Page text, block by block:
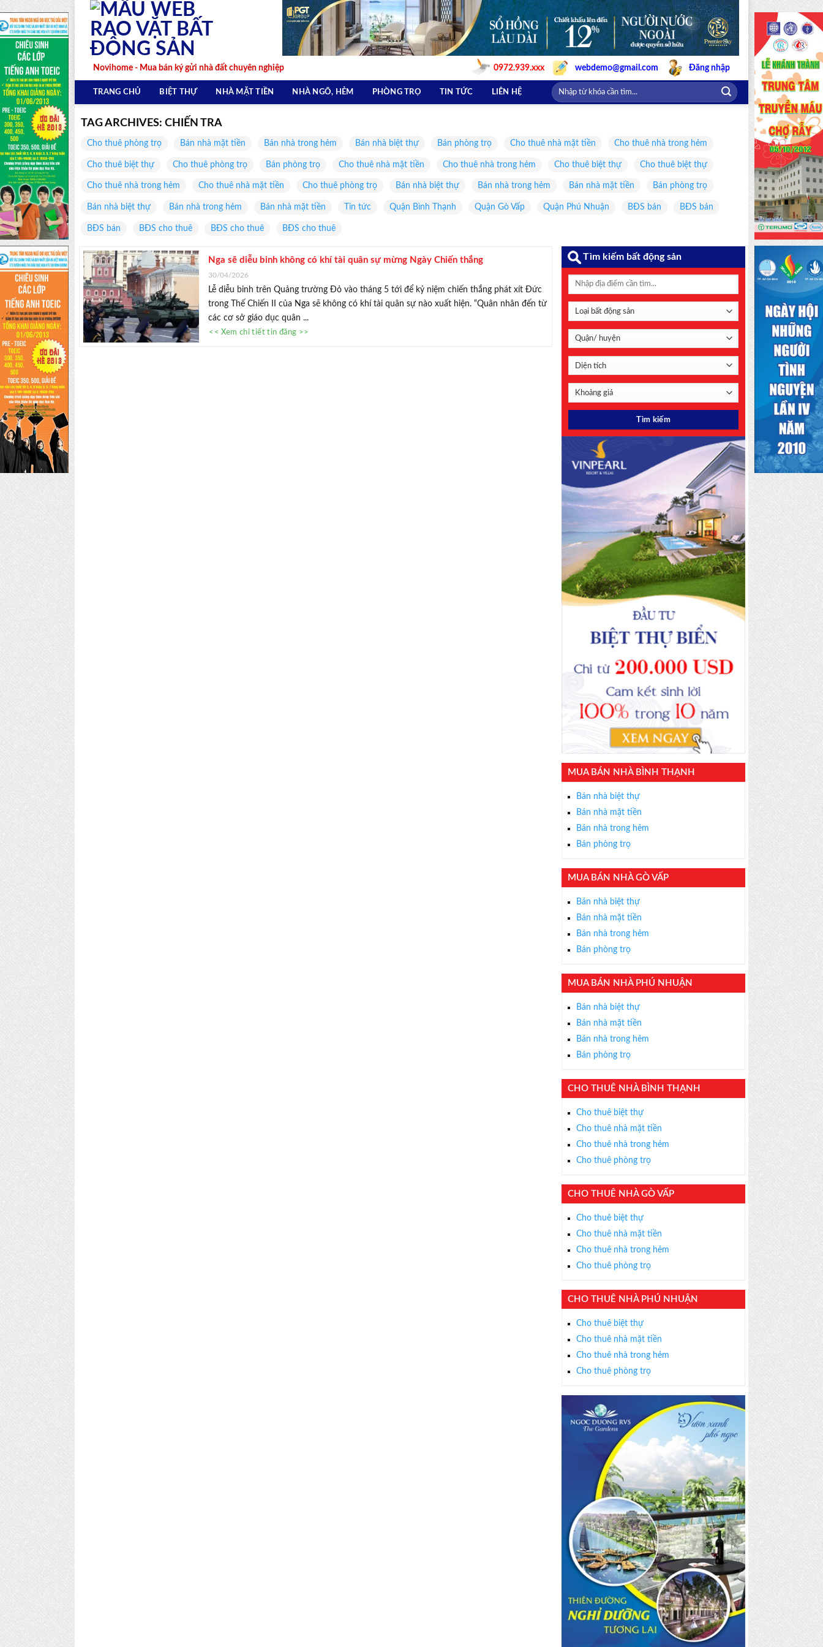
Với hơn 1000 căn nhà và 50 sales thân thiện, nhiệt tình,
×
Skip
content
Novihome - Mua bán ký gửi nhà đất chuyên nghiệp 0972.939.xxx webdemo@gmail.com Đăng nhập
TRANG CHỦ BIỆT THỰ NHÀ MẶT TIỀN NHÀ NGÕ, HẺM PHÒNG TRỌ TIN TỨC LIÊN HỆ
TAG ARCHIVES: CHIẾN TRA
Cho thuê phòng trọ Bán nhà mặt tiền Bán nhà trong hẻm Bán nhà biệt thự Bán phòng trọ Cho thuê nhà mặt tiền Cho thuê nhà trong hẻm
Cho thuê biệt thự Cho thuê phòng trọ Bán phòng trọ Cho thuê nhà mặt tiền Cho thuê nhà trong hẻm Cho thuê biệt thự Cho thuê biệt thự
Cho thuê nhà trong hẻm Cho thuê nhà mặt tiền Cho thuê phòng trọ Bán nhà biệt thự Bán nhà trong hẻm Bán nhà mặt tiền Bán phòng trọ
Bán nhà biệt thự Bán nhà trong hẻm Bán nhà mặt tiền Tin tức Quận Bình Thạnh Quận Gò Vấp Quận Phú Nhuận BĐS bán BĐS bán
BĐS bán BĐS cho thuê BĐS cho thuê BĐS cho thuê
Nga sẽ diễu binh không có khí tài quân sự mừng Ngày Chiến thắng
30/04/2026
Lễ diễu binh trên Quảng trường Đỏ vào tháng 5 tới để kỷ niệm chiến thắng phát xít Đức
trong Thế Chiến II của Nga sẽ không có khí tài quân sự nào xuất hiện. “Quân nhân đến từ
các cơ sở giáo dục quân ...
<< Xem chi tiết tin đăng >>
Tìm kiếm bất động sản
MUA BÁN NHÀ BÌNH THẠNH
Bán nhà biệt thự
Bán nhà mặt tiền
Bán nhà trong hẻm
Bán phòng trọ
MUA BÁN NHÀ GÒ VẤP
Bán nhà biệt thự
Bán nhà mặt tiền
Bán nhà trong hẻm
Bán phòng trọ
MUA BÁN NHÀ PHÚ NHUẬN
Bán nhà biệt thự
Bán nhà mặt tiền
Bán nhà trong hẻm
Bán phòng trọ
CHO THUÊ NHÀ BÌNH THẠNH
Cho thuê biệt thự
Cho thuê nhà mặt tiền
Cho thuê nhà trong hẻm
Cho thuê phòng trọ
CHO THUÊ NHÀ GÒ VẤP
Cho thuê biệt thự
Cho thuê nhà mặt tiền
Cho thuê nhà trong hẻm
Cho thuê phòng trọ
CHO THUÊ NHÀ PHÚ NHUẬN
Cho thuê biệt thự
Cho thuê nhà mặt tiền
Cho thuê nhà trong hẻm
Cho thuê phòng trọ